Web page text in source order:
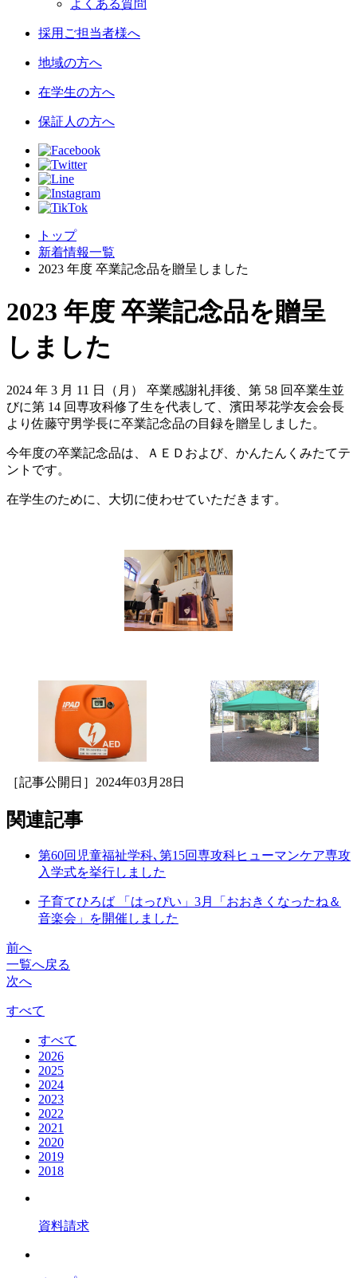
よくある質問
採用ご担当者様へ
地域の方へ
在学生の方へ
保証人の方へ
トップ
新着情報一覧
2023 年度 卒業記念品を贈呈しました
2023 年度 卒業記念品を贈呈
しました
2024 年 3 月 11 日（月） 卒業感謝礼拝後、第 58 回卒業生並
びに第 14 回専攻科修了生を代表して、濱田琴花学友会会長
より佐藤守男学長に卒業記念品の目録を贈呈しました。
今年度の卒業記念品は、ＡＥＤおよび、かんたんくみたてテ
ントです。
在学生のために、大切に使わせていただきます。
［記事公開日］2024年03月28日
関連記事
第60回児童福祉学科､第15回専攻科ヒューマンケア専攻
入学式を挙行しました
子育てひろば 「はっぴい」3月「おおきくなったね＆
音楽会」を開催しました
前へ
一覧へ戻る
次へ
すべて
すべて
2026
2025
2024
2023
2022
2021
2020
2019
2018
資料請求